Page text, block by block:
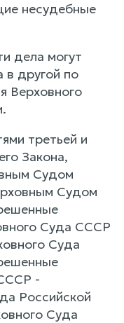
несудебные
дела могут
в другой по
Верховного
третьей и
Закона,
Судом
Судом
Суда СССР
Суда
-
Российской
Суда